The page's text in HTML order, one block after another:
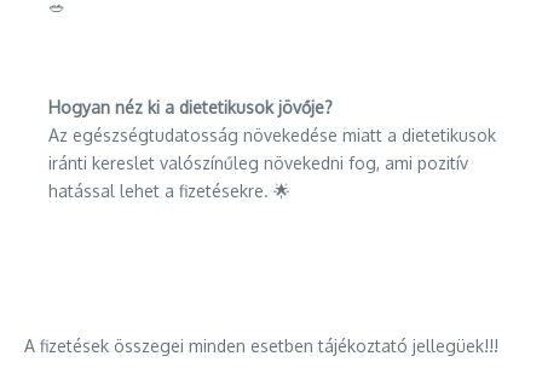
🥗
Hogyan néz ki a dietetikusok jövője?
Az egészségtudatosság növekedése miatt a dietetikusok
iránti kereslet valószínűleg növekedni fog, ami pozitív
hatással lehet a fizetésekre. 🌟
A fizetések összegei minden esetben tájékoztató jellegüek!!!